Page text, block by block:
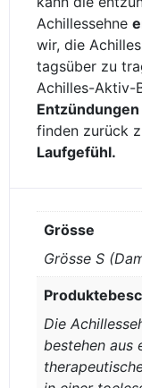
Achillessehne
wir, die
tagsüber zu
Achilles-Aktiv-
finden zurück
Laufgefühl.
Grösse
Grösse S
Die
bestehen aus